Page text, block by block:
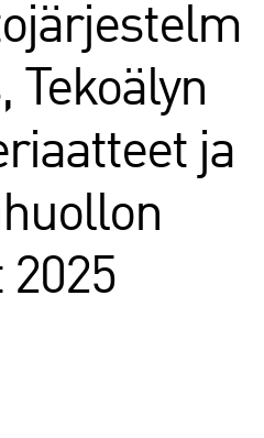
Tekoälyn
ja